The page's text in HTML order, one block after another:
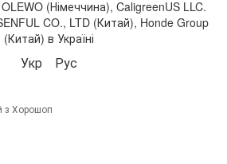
(Німеччина), CaligreenUS LLC.
CO., LTD (Китай), Honde Group
(Китай) в Україні
Укр Рус
з Хорошоп